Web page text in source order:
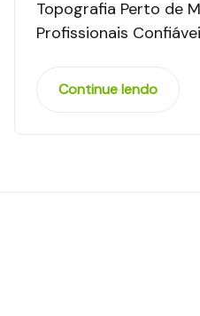
Topografia Perto de
Profissionais
Continue lendo